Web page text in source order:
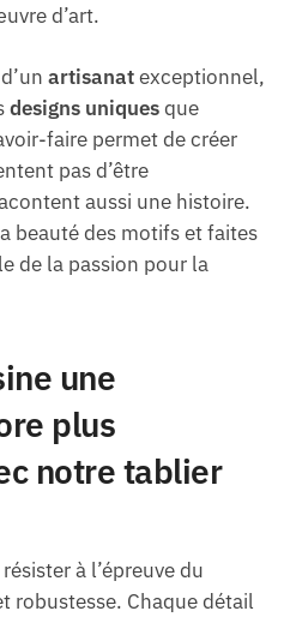
d’art.
artisanatexceptionnel,
designs uniquesque
faire permet de créer
pas d’être
aussi une histoire.
beauté des motifs et faites
de la passion pour la
une
plus
notre tablier
à l’épreuve du
robustesse. Chaque détail